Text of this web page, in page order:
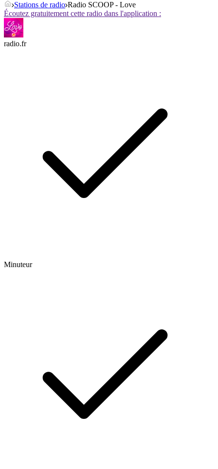
Stations de radio Radio SCOOP - Love
Écoutez gratuitement cette radio dans l'application :
radio.fr
Minuteur